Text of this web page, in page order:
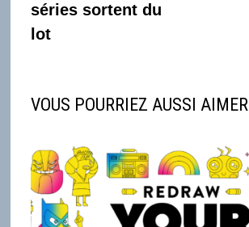
séries sortent du
lot
VOUS POURRIEZ AUSSI AIMER